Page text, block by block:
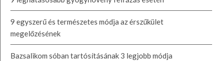
9 egyszerű és természetes módja az érszűkület
megelőzésének
Bazsalikom sóban tartósításának 3 legjobb módja